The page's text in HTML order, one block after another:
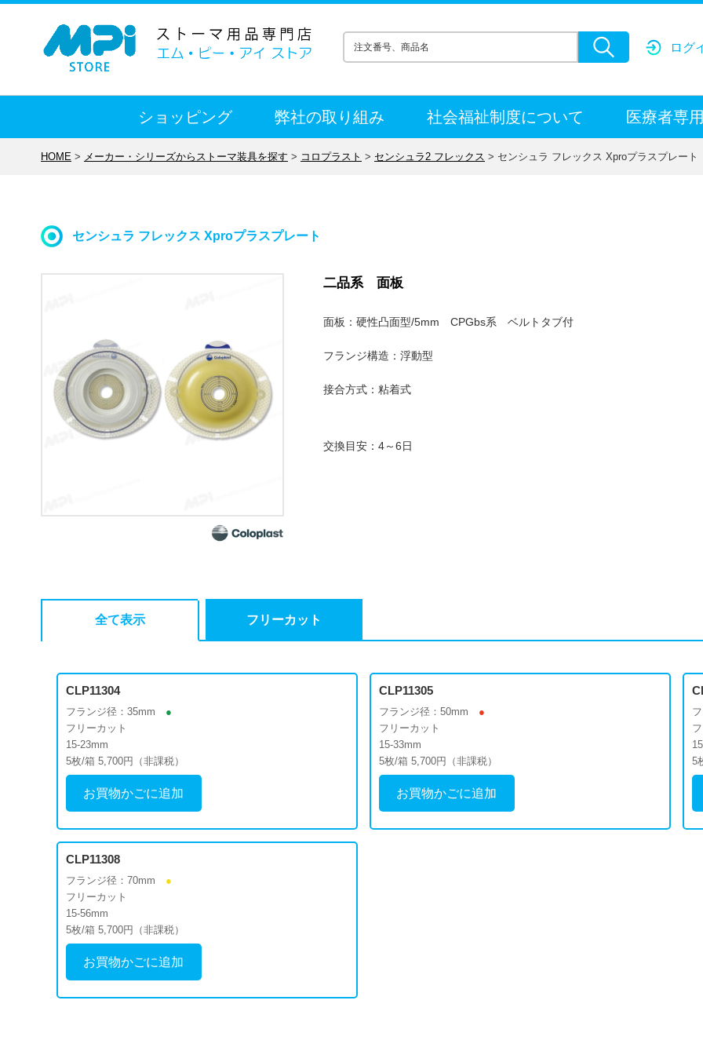
ログ
ショッピング 弊社の取り組み 社会福祉制度について 医療者専
HOME > メーカー・シリーズからストーマ装具を探す > コロプラスト > センシュラ2 フレックス > センシュラ フレックス Xproプラスプレート
センシュラ フレックス Xproプラスプレート
二品系 面板
面板 ：硬性凸面型/5mm CPGbs系 ベルトタブ付
フランジ構造：浮動型
接合方式：粘着式
交換目安：4～6日
全て表示 フリーカット
CLP11304
フランジ径：35mm ●
フリーカット
15-23mm
5枚/箱 5,700円（非課税）
お買物かごに追加
CLP11305
フランジ径：50mm ●
フリーカット
15-33mm
5枚/箱 5,700円（非課税）
お買物かごに追加
5
CLP11308
フランジ径：70mm ●
フリーカット
15-56mm
5枚/箱 5,700円（非課税）
お買物かごに追加